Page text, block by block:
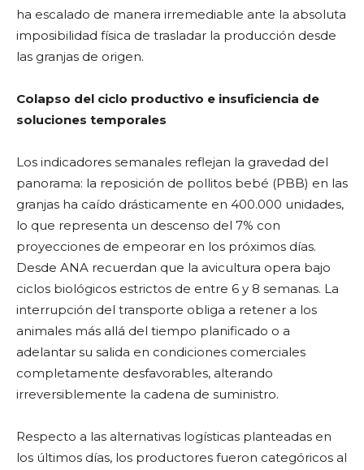
ha escalado de manera irremediable ante la absoluta
imposibilidad física de trasladar la producción desde
las granjas de origen.
Colapso del ciclo productivo e insuficiencia de
soluciones temporales
Los indicadores semanales reflejan la gravedad del
panorama: la reposición de pollitos bebé (PBB) en las
granjas ha caído drásticamente en 400.000 unidades,
lo que representa un descenso del 7% con
proyecciones de empeorar en los próximos días.
Desde ANA recuerdan que la avicultura opera bajo
ciclos biológicos estrictos de entre 6 y 8 semanas. La
interrupción del transporte obliga a retener a los
animales más allá del tiempo planificado o a
adelantar su salida en condiciones comerciales
completamente desfavorables, alterando
irreversiblemente la cadena de suministro.
Respecto a las alternativas logísticas planteadas en
los últimos días, los productores fueron categóricos al